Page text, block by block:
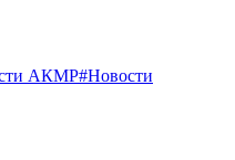
АКМР#Новости